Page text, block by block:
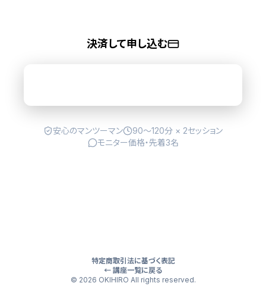
決済して申し込む
安心のマンツーマン
90〜120分 × 2セッション
モニター価格・先着3名
特定商取引法に基づく表記
← 講座一覧に戻る
© 2026 OKIHIRO All rights reserved.